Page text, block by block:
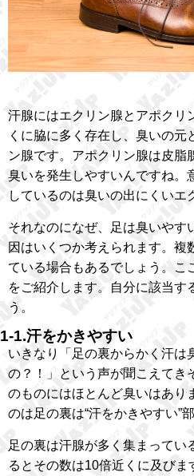
汗腺にはエクリン腺とアポクリ
くに脇に多く存在し、臭いの元
ン腺です。アポクリン腺は皮脂
臭いを発生しやすいんですね。
しているのは臭いの出にくいエ
それなのになぜ、足は臭いやす
因はいくつか考えられます。複
ている場合もあるでしょう。こ
をご紹介します。自分に該当す
う。
1-1.汗をかきやすい
いきなり「足の裏からかく汗は
の？！」という声が聞こえてき
のものにはほとんど臭いはあり
のは足の裏は“汗をかきやすい”
足の裏は汗腺が多く集まってい
るとその数は10倍近くに及びま